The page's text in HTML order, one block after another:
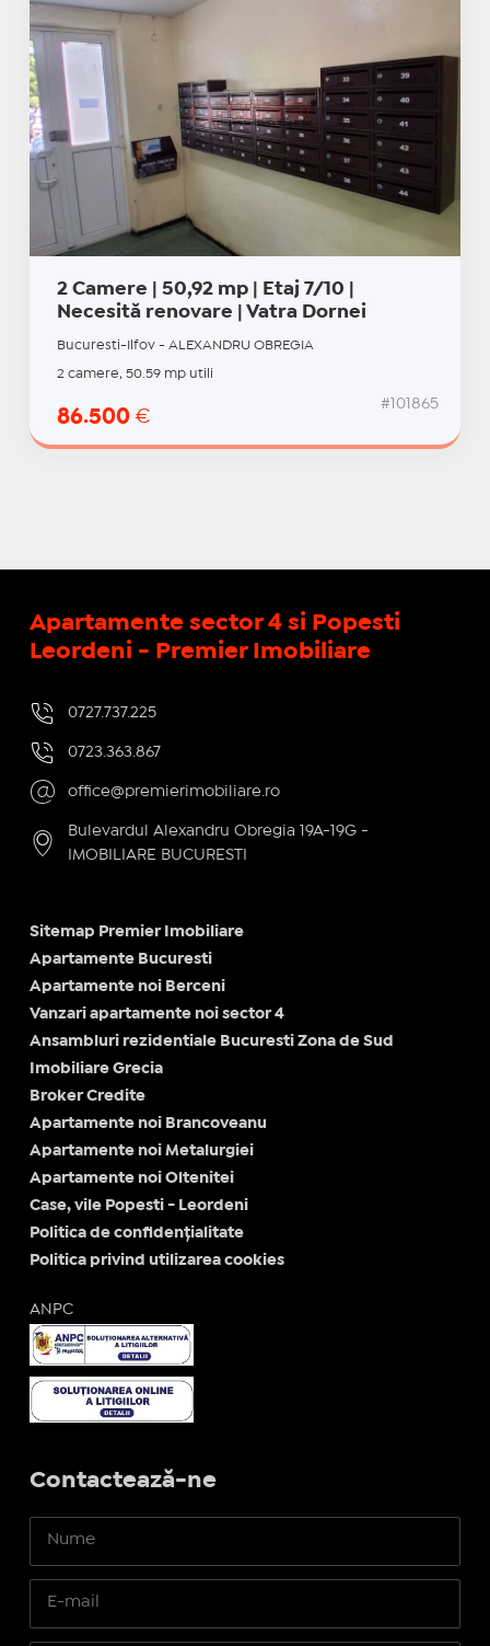
2 Camere | 50,92 mp | Etaj 7/10 |
Necesită renovare | Vatra Dornei
Bucuresti-Ilfov - ALEXANDRU OBREGIA
2 camere, 50.59 mp utili
86.500 €
#101865
Apartamente sector 4 si Popesti
Leordeni - Premier Imobiliare
0727.737.225
0723.363.867
office@premierimobiliare.ro
Bulevardul Alexandru Obregia 19A-19G -
IMOBILIARE BUCURESTI
Sitemap Premier Imobiliare
Apartamente Bucuresti
Apartamente noi Berceni
Vanzari apartamente noi sector 4
Ansambluri rezidentiale Bucuresti Zona de Sud
Imobiliare Grecia
Broker Credite
Apartamente noi Brancoveanu
Apartamente noi Metalurgiei
Apartamente noi Oltenitei
Case, vile Popesti - Leordeni
Politica de confidențialitate
Politica privind utilizarea cookies
ANPC
Contactează-ne